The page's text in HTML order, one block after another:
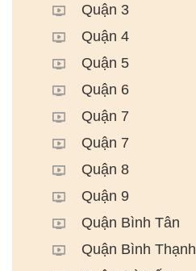
Quận 3
Quận 4
Quận 5
Quận 6
Quận 7
Quận 7
Quận 8
Quận 9
Quận Bình Tân
Quận Bình Thạnh